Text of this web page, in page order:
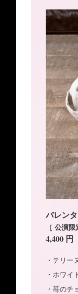
バレン
［ 公演
4,400 円
・テリ
・ホワイ
・苺のチ